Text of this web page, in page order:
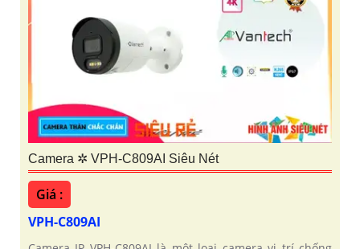
Camera ✲ VPH-C809AI Siêu Nét
Giá :
VPH-C809AI